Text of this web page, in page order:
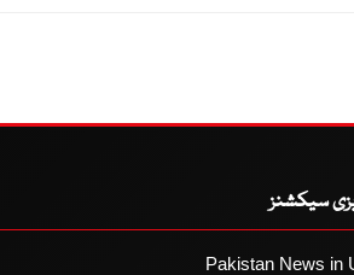
سیکشنز
Pakistan News in